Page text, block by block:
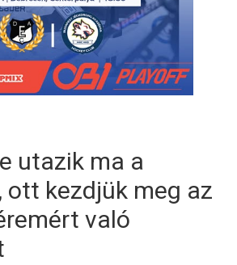
utazik ma a
ott kezdjük meg az
való